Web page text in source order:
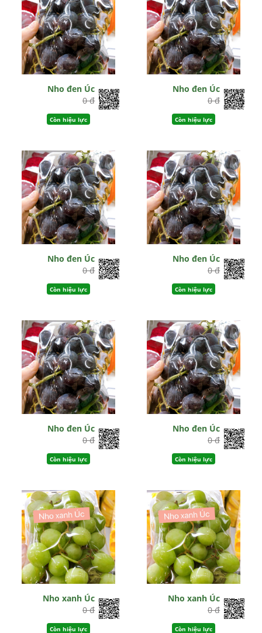
Nho đen Úc
0 đ
Còn hiệu lực
Nho đen Úc
0 đ
Còn hiệu lực
Nho đen Úc
0 đ
Còn hiệu lực
Nho đen Úc
0 đ
Còn hiệu lực
Nho đen Úc
0 đ
Còn hiệu lực
Nho đen Úc
0 đ
Còn hiệu lực
Nho xanh Úc
0 đ
Còn hiệu lực
Nho xanh Úc
0 đ
Còn hiệu lực